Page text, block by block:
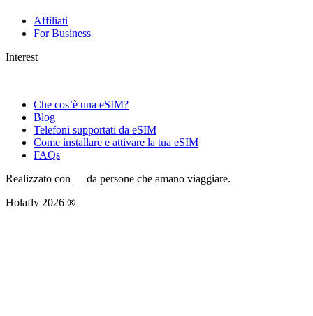
Affiliati
For Business
Interest
Che cos’è una eSIM?
Blog
Telefoni supportati da eSIM
Come installare e attivare la tua eSIM
FAQs
Realizzato con
da persone che amano viaggiare.
Holafly 2026 ®